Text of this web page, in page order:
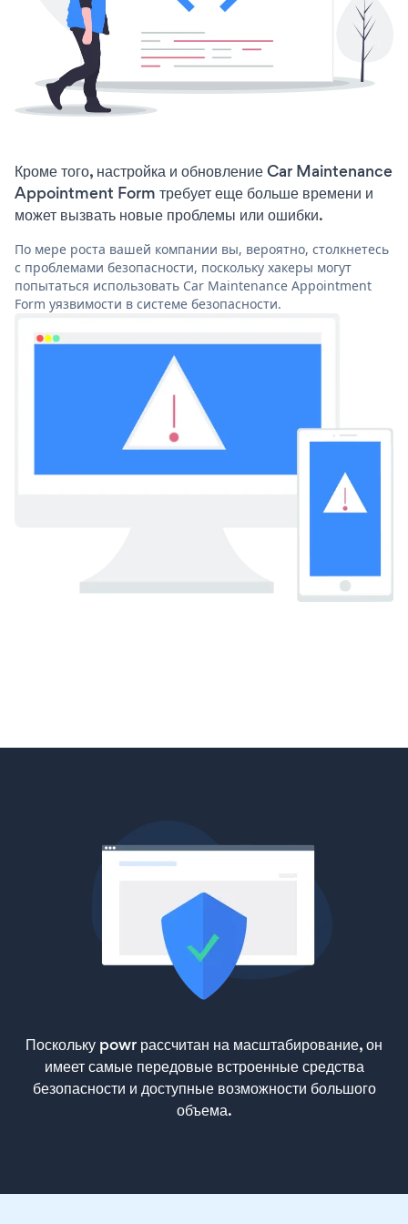
Кроме того, настройка и обновление Car Maintenance
Appointment Form требует еще больше времени и
может вызвать новые проблемы или ошибки.
По мере роста вашей компании вы, вероятно, столкнетесь
с проблемами безопасности, поскольку хакеры могут
попытаться использовать Car Maintenance Appointment
Form уязвимости в системе безопасности.
Поскольку powr рассчитан на масштабирование, он
имеет самые передовые встроенные средства
безопасности и доступные возможности большого
объема.